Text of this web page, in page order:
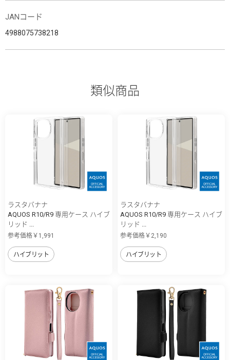
JANコード
4988075738218
類似商品
ラスタバナナ
AQUOS R10/R9 専用ケース ハイブ
リッド ...
参考価格￥1,991
ハイブリット
ラスタバナナ
AQUOS R10/R9 専用ケース ハイブ
リッド ...
参考価格￥2,190
ハイブリット